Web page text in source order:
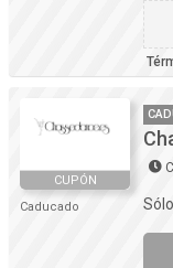
CUPÓN
Caducado